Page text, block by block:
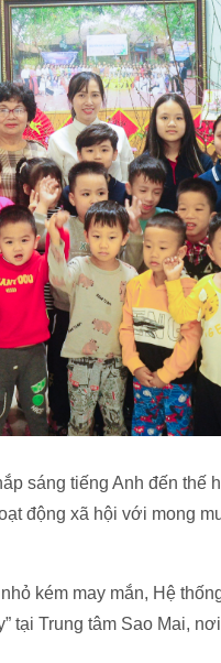
sáng tiếng Anh đến thế
động xã hội với mong
kém may mắn, Hệ
tại Trung tâm Sao Mai,